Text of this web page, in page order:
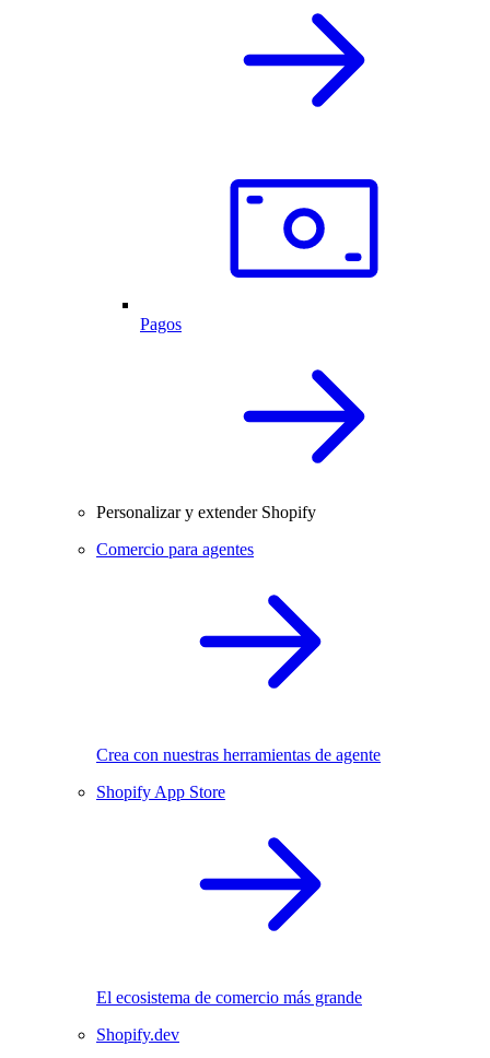
Pagos
Personalizar y extender Shopify
Comercio para agentes
Crea con nuestras herramientas de agente
Shopify App Store
El ecosistema de comercio más grande
Shopify.dev